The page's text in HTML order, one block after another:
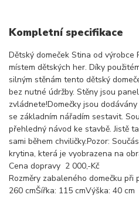
Kompletní specifikace
Dětský domeček Stina od výrobce
místem dětských her. Díky
silným stěnám tento dětský
bez nutné údržby. Stěny jsou
zvládnete!Domečky jsou
se základním nářadím sestavit.
přehledný návod ke stavbě. Jistě
sami během chviličky.Pozor:
krytina, která je vyobrazena na
Cena dopravy 2 000,-Kč
Rozměry zabaleného domečku
260 cmŠířka: 115 cmVýška: 40 cm